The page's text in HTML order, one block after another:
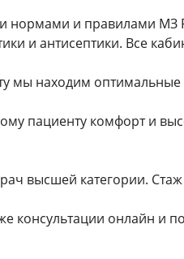
нормами и правилами
и антисептики. Все
мы находим
пациенту комфорт и
высшей категории.
консультации онлайн и